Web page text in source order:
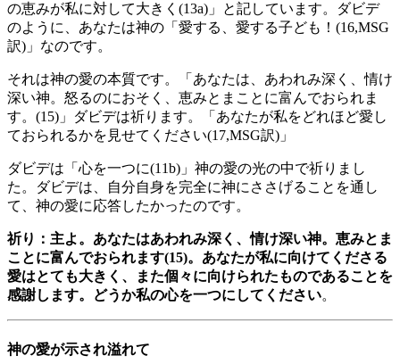
の恵みが私に対して大きく(13a)」と記しています。ダビデ
のように、あなたは神の「愛する、愛する子ども！(16,MSG
訳)」なのです。
それは神の愛の本質です。「あなたは、あわれみ深く、情け
深い神。怒るのにおそく、恵みとまことに富んでおられま
す。(15)」ダビデは祈ります。「あなたが私をどれほど愛し
ておられるかを見せてください(17,MSG訳)」
ダビデは「心を一つに(11b)」神の愛の光の中で祈りまし
た。ダビデは、自分自身を完全に神にささげることを通し
て、神の愛に応答したかったのです。
祈り：主よ。あなたはあわれみ深く、情け深い神。恵みとま
ことに富んでおられます(15)。あなたが私に向けてくださる
愛はとても大きく、また個々に向けられたものであることを
感謝します。どうか私の心を一つにしてください。
神の愛が示され溢れて